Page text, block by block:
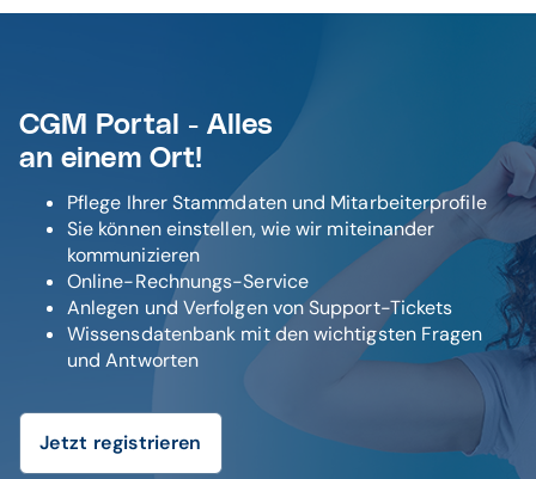
CGM Portal - Alles
an einem Ort!
Pflege Ihrer Stammdaten und Mitarbeiterprofile
Sie können einstellen, wie wir miteinander
kommunizieren
Online-Rechnungs-Service
Anlegen und Verfolgen von Support-Tickets
Wissensdatenbank mit den wichtigsten Fragen
und Antworten
Jetzt registrieren